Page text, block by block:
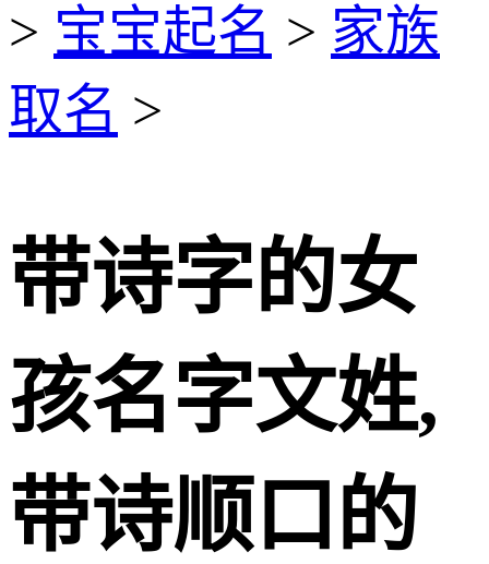
> 宝宝起名 > 家族
取名 >
带诗字的女
孩名字文姓,
带诗顺口的